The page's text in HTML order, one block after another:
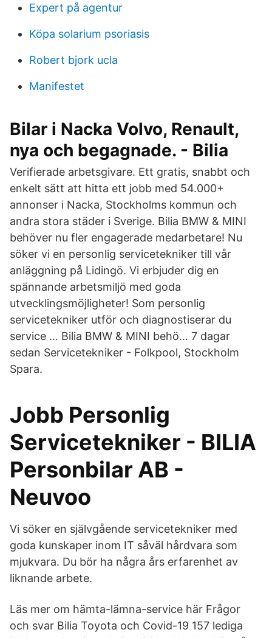
Expert på agentur
Köpa solarium psoriasis
Robert bjork ucla
Manifestet
Bilar i Nacka Volvo, Renault,
nya och begagnade. - Bilia
Verifierade arbetsgivare. Ett gratis, snabbt och
enkelt sätt att hitta ett jobb med 54.000+
annonser i Nacka, Stockholms kommun och
andra stora städer i Sverige. Bilia BMW & MINI
behöver nu fler engagerade medarbetare! Nu
söker vi en personlig servicetekniker till vår
anläggning på Lidingö. Vi erbjuder dig en
spännande arbetsmiljö med goda
utvecklingsmöjligheter! Som personlig
servicetekniker utför och diagnostiserar du
service … Bilia BMW & MINI behö… 7 dagar
sedan Servicetekniker - Folkpool, Stockholm
Spara.
Jobb Personlig
Servicetekniker - BILIA
Personbilar AB -
Neuvoo
Vi söker en självgående servicetekniker med
goda kunskaper inom IT såväl hårdvara som
mjukvara. Du bör ha några års erfarenhet av
liknande arbete.
Läs mer om hämta-lämna-service här Frågor
och svar Bilia Toyota och Covid-19 157 lediga